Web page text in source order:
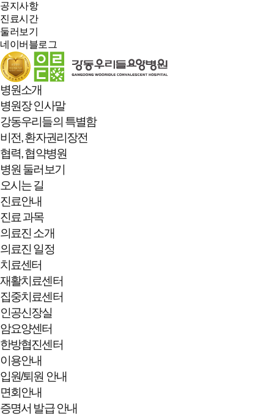
공지사항
진료시간
둘러보기
네이버블로그
병원소개
병원장 인사말
강동우리들의 특별함
비전, 환자권리장전
협력, 협약병원
병원 둘러보기
오시는 길
진료안내
진료 과목
의료진 소개
의료진 일정
치료센터
재활치료센터
집중치료센터
인공신장실
암요양센터
한방협진센터
이용안내
입원/퇴원 안내
면회안내
증명서 발급 안내